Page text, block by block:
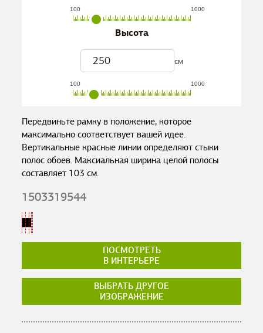
100 1000
Высота
см
100 1000
Передвиньте рамку в положение, которое
максимально соответствует вашей идее.
Вертикальные красные линии определяют стыки
полос обоев. Максиальная ширина целой полосы
составляет 103 см.
1503319544
ПОСМОТРЕТЬ
В ИНТЕРЬЕРЕ
ВЫБРАТЬ ДРУГОЕ
ИЗОБРАЖЕНИЕ